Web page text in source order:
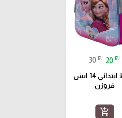
30 ₪ 20 ₪
شنط ابتدائي 14 انش
فروزن
add_shopping_cart